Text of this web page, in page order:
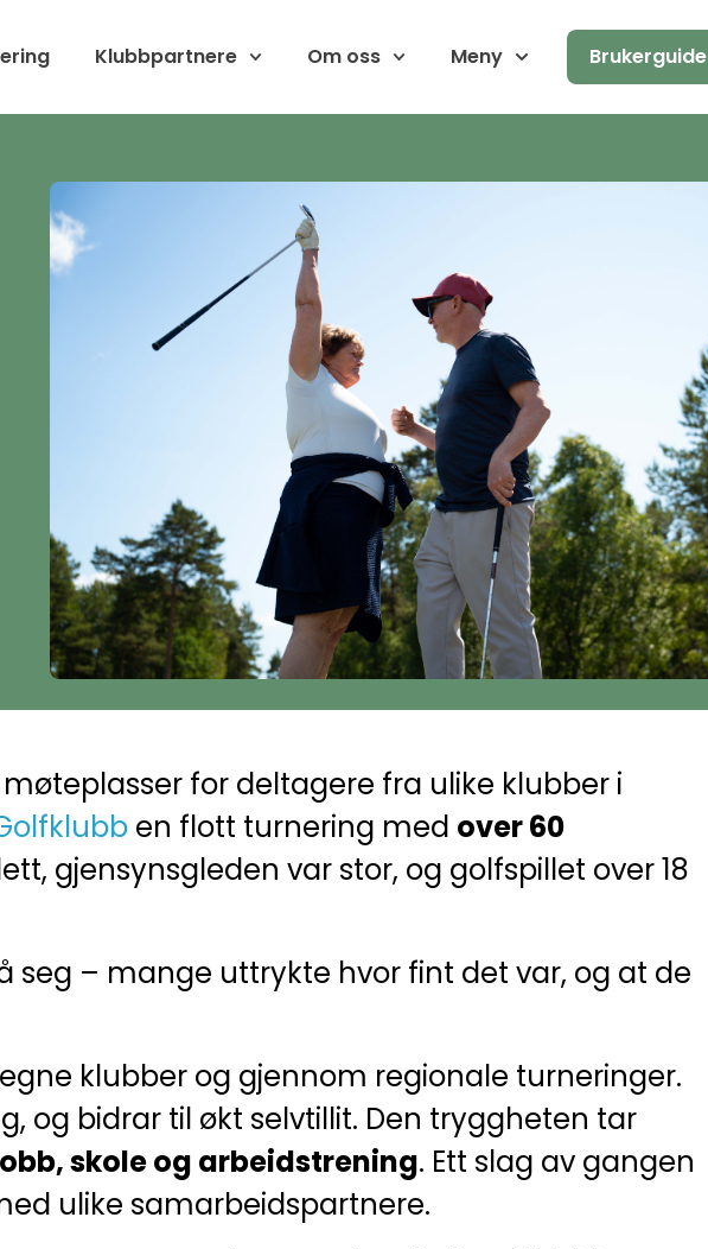
Klubbpartnere Om oss Meny Brukerguide
for deltagere fra ulike klubber i
en flott turnering med over 60
gjensynsgleden var stor, og golfspillet over 18
seg – mange uttrykte hvor fint det var, og at de
klubber og gjennom regionale turneringer.
og bidrar til økt selvtillit. Den tryggheten tar
skole og arbeidstrening. Ett slag av gangen
ulike samarbeidspartnere.